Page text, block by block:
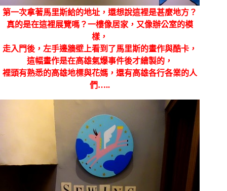
第一次拿著馬里斯給的地址，還想說這裡是甚麼地方？
真的是在這裡展覽嗎？一樓像居家，又像辦公室的模
樣，
走入門後，左手邊牆壁上看到了馬里斯的畫作與酷卡，
這幅畫作是在高雄氣爆事件後才繪製的，
裡頭有熟悉的高雄地標與花媽，還有高雄各行各業的人
們…..